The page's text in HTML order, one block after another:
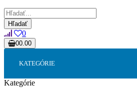
Hľadať
0
00.00
KATEGÓRIE
Kategórie